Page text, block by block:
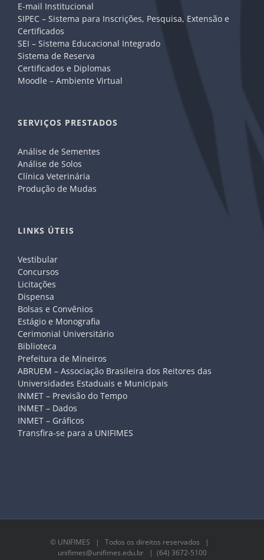
E-mail Institucional
SIPEC – Sistema para Inscrições, Pesquisa, Extensão e
Certificados
SEI – Sistema Educacional Integrado
Sistema de Reserva
Certificados e Diplomas
Moodle – Ambiente Virtual
SERVIÇOS PRESTADOS
Análise de Sementes
Análise de Solos
Clínica Veterinária
Produção de Mudas
LINKS ÚTEIS
Vestibular
Concursos
Licitações
Dispensa
Bolsas e Convênios
Estágio e Monografia
Cerimonial Universitário
Biblioteca
Prefeitura de Mineiros
ABRUEM – Associação Brasileira dos Reitores das
Universidades Estaduais e Municipais
INMET – Previsão do Tempo
INMET – Dados
INMET – Gráficos
Transfira-se para a UNIFIMES
© UNIFIMES | Todos os direitos reservados |
unifimes@unifimes.edu.br| (64) 3672-5100